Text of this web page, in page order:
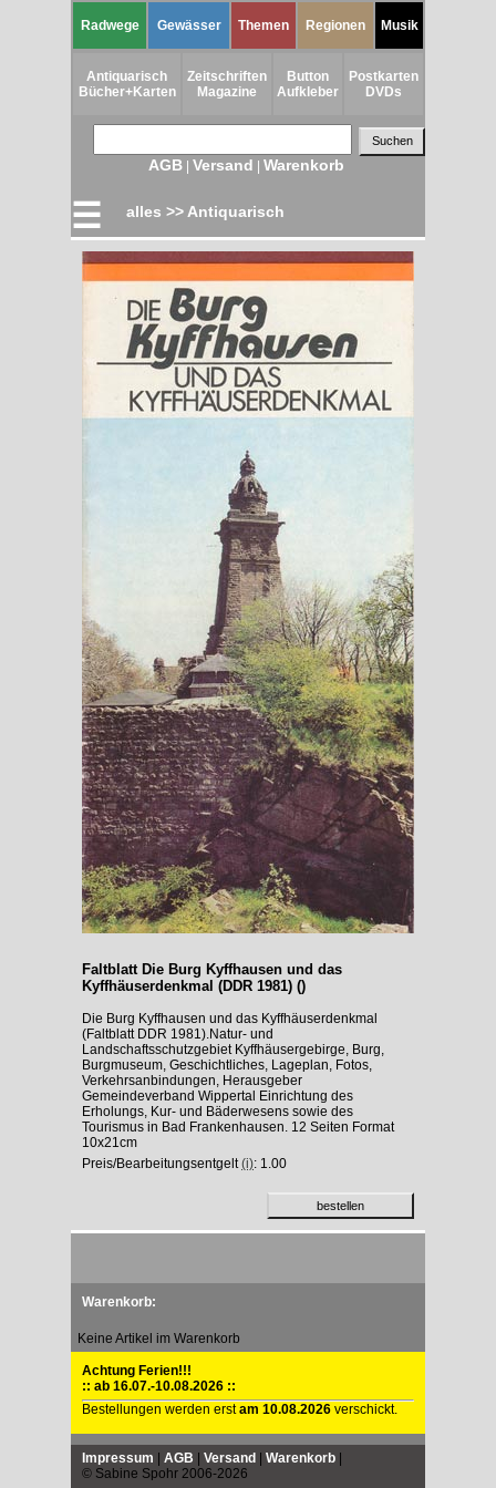
Radwege Gewässer Themen Regionen Musik
Antiquarisch
Bücher+Karten
Zeitschriften
Magazine
Button
Aufkleber
Postkarten
DVDs
AGB | Versand | Warenkorb
☰ alles >> Antiquarisch
Faltblatt Die Burg Kyffhausen und das
Kyffhäuserdenkmal (DDR 1981) ()
Die Burg Kyffhausen und das Kyffhäuserdenkmal
(Faltblatt DDR 1981).Natur- und
Landschaftsschutzgebiet Kyffhäusergebirge, Burg,
Burgmuseum, Geschichtliches, Lageplan, Fotos,
Verkehrsanbindungen, Herausgeber
Gemeindeverband Wippertal Einrichtung des
Erholungs, Kur- und Bäderwesens sowie des
Tourismus in Bad Frankenhausen. 12 Seiten Format
10x21cm
Preis/Bearbeitungsentgelt(i): 1.00
Warenkorb:
Keine Artikel im Warenkorb
Achtung Ferien!!!
:: ab 16.07.-10.08.2026 ::
Bestellungen werden erstam 10.08.2026 verschickt.
Impressum | AGB | Versand | Warenkorb |
© Sabine Spohr 2006-2026